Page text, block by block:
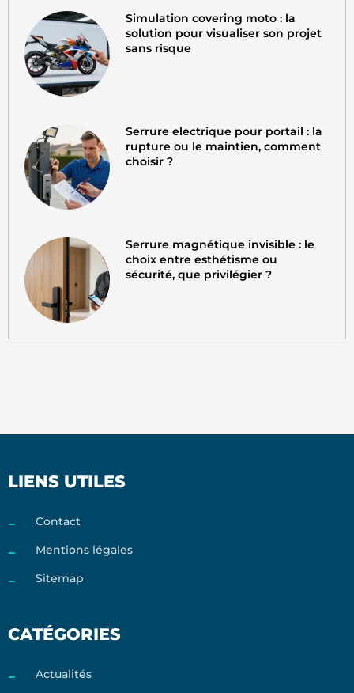
Simulation covering moto : la
solution pour visualiser son projet
sans risque
Serrure electrique pour portail : la
rupture ou le maintien, comment
choisir ?
Serrure magnétique invisible : le
choix entre esthétisme ou
sécurité, que privilégier ?
LIENS UTILES
Contact
Mentions légales
Sitemap
CATÉGORIES
Actualités